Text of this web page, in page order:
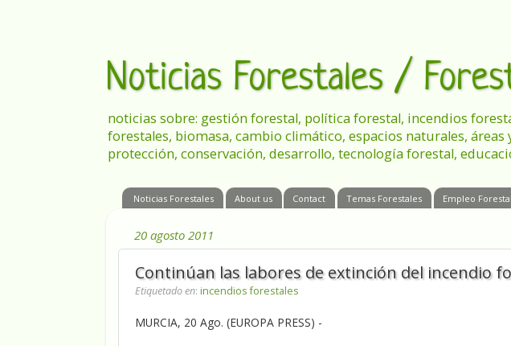
Noticias Forestales /
noticias sobre: gestión forestal, política forestal, incendios
forestales, biomasa, cambio climático, espacios naturales,
protección, conservación, desarrollo, tecnología forestal,
Noticias Forestales About us Contact Temas Forestales Empleo
20 agosto 2011
Continúan las labores de extinción del incendio
Etiquetado en: incendios forestales
MURCIA, 20 Ago. (EUROPA PRESS) -